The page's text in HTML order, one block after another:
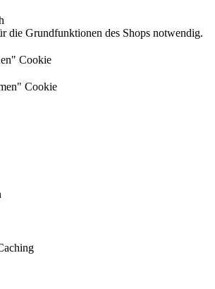
die Grundfunktionen des Shops notwendig.
Cookie
Cookie